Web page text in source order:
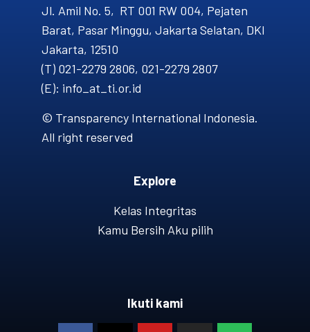
Jl. Amil No. 5, RT 001 RW 004, Pejaten
Barat, Pasar Minggu, Jakarta Selatan, DKI
Jakarta, 12510
(T) 021-2279 2806, 021-2279 2807
(E): info_at_ti.or.id
© Transparency International Indonesia.
All right reserved
Explore
Kelas Integritas
Kamu Bersih Aku pilih
Ikuti kami